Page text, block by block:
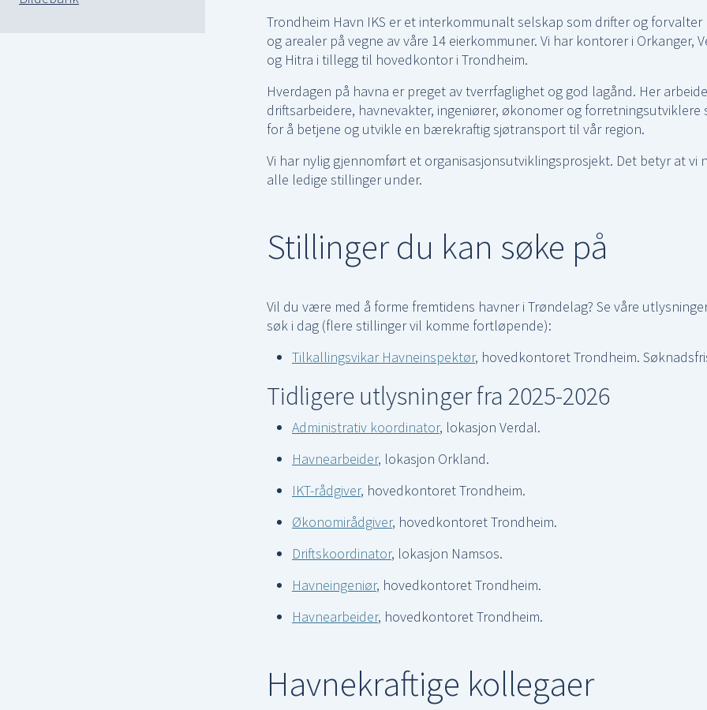
Trondheim Havn IKS er et interkommunalt selskap som drifter og forvalter
og arealer på vegne av våre 14 eierkommuner. Vi har kontorer i Orkanger,
og Hitra i tillegg til hovedkontor i Trondheim.
Hverdagen på havna er preget av tverrfaglighet og god lagånd. Her
driftsarbeidere, havnevakter, ingeniører, økonomer og forretningsutviklere
for å betjene og utvikle en bærekraftig sjøtransport til vår region.
Vi har nylig gjennomført et organisasjonsutviklingsprosjekt. Det betyr at vi
alle ledige stillinger under.
Stillinger du kan søke på
Vil du være med å forme fremtidens havner i Trøndelag? Se våre
søk i dag (flere stillinger vil komme fortløpende):
Tilkallingsvikar Havneinspektør, hovedkontoret Trondheim.
Tidligere utlysninger fra 2025-2026
Administrativ koordinator, lokasjon Verdal.
Havnearbeider, lokasjon Orkland.
IKT-rådgiver, hovedkontoret Trondheim.
Økonomirådgiver, hovedkontoret Trondheim.
Driftskoordinator, lokasjon Namsos.
Havneingeniør, hovedkontoret Trondheim.
Havnearbeider, hovedkontoret Trondheim.
Havnekraftige kollegaer